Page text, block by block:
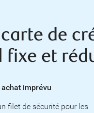
de
fixe et
imprévu
filet de sécurité pour les